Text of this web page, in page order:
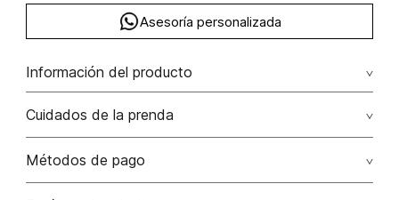
Asesoría personalizada
Información del producto
Sandalia tacon capellada tiras amarre
Cuidados de la prenda
Métodos de pago